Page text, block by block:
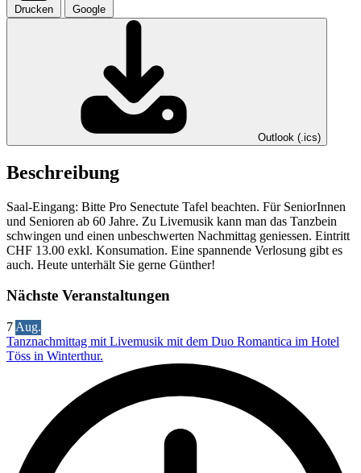
Drucken Google
Outlook (.ics)
Beschreibung
Saal-Eingang: Bitte Pro Senectute Tafel beachten. Für SeniorInnen
und Senioren ab 60 Jahre. Zu Livemusik kann man das Tanzbein
schwingen und einen unbeschwerten Nachmittag geniessen. Eintritt
CHF 13.00 exkl. Konsumation. Eine spannende Verlosung gibt es
auch. Heute unterhält Sie gerne Günther!
Nächste Veranstaltungen
7 Aug.
Tanznachmittag mit Livemusik mit dem Duo Romantica im Hotel
Töss in Winterthur.